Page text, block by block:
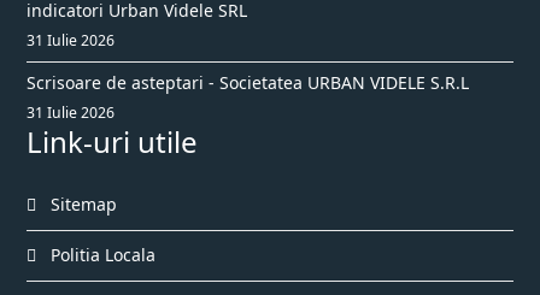
indicatori Urban Videle SRL
31 Iulie 2026
Scrisoare de asteptari - Societatea URBAN VIDELE S.R.L
31 Iulie 2026
Link-uri utile
Sitemap
Politia Locala